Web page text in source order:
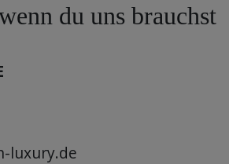
du uns brauchst
luxury.de